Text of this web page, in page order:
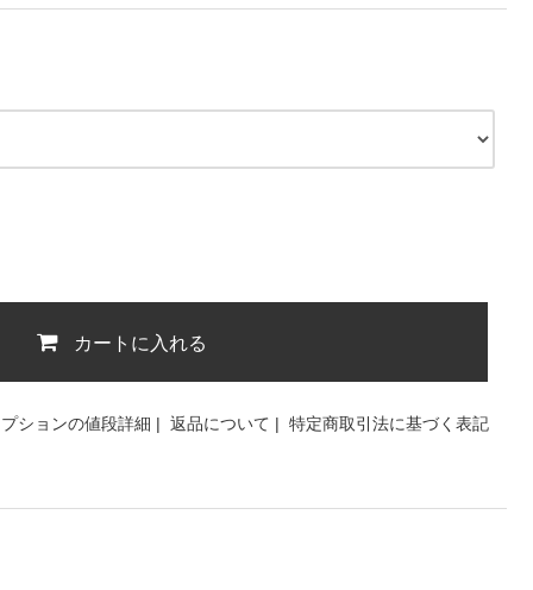
カートに入れる
ションの値段詳細 | 返品について | 特定商取引法に基づく表記